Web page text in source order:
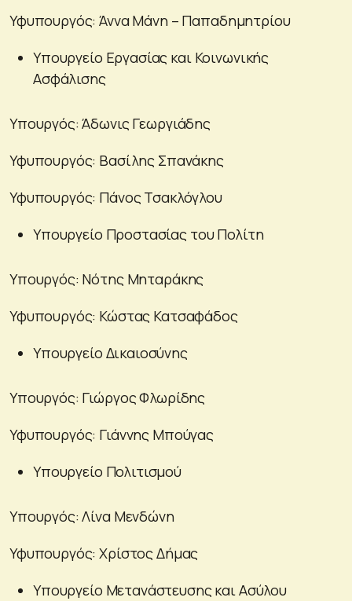
Υφυπουργός: Άννα Μάνη – Παπαδημητρίου
Υπουργείο Εργασίας και Κοινωνικής
Ασφάλισης
Υπουργός: Άδωνις Γεωργιάδης
Υφυπουργός: Βασίλης Σπανάκης
Υφυπουργός: Πάνος Τσακλόγλου
Υπουργείο Προστασίας του Πολίτη
Υπουργός: Νότης Μηταράκης
Υφυπουργός: Κώστας Κατσαφάδος
Υπουργείο Δικαιοσύνης
Υπουργός: Γιώργος Φλωρίδης
Υφυπουργός: Γιάννης Μπούγας
Υπουργείο Πολιτισμού
Υπουργός: Λίνα Μενδώνη
Υφυπουργός: Χρίστος Δήμας
Υπουργείο Μετανάστευσης και Ασύλου